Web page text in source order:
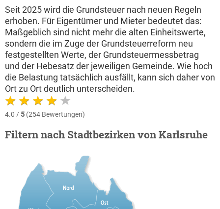
Seit 2025 wird die Grundsteuer nach neuen Regeln
erhoben. Für Eigentümer und Mieter bedeutet das:
Maßgeblich sind nicht mehr die alten Einheitswerte,
sondern die im Zuge der Grundsteuerreform neu
festgestellten Werte, der Grundsteuermessbetrag
und der Hebesatz der jeweiligen Gemeinde. Wie hoch
die Belastung tatsächlich ausfällt, kann sich daher von
Ort zu Ort deutlich unterscheiden.
4.0 / 5 (254 Bewertungen)
Filtern nach Stadtbezirken von Karlsruhe